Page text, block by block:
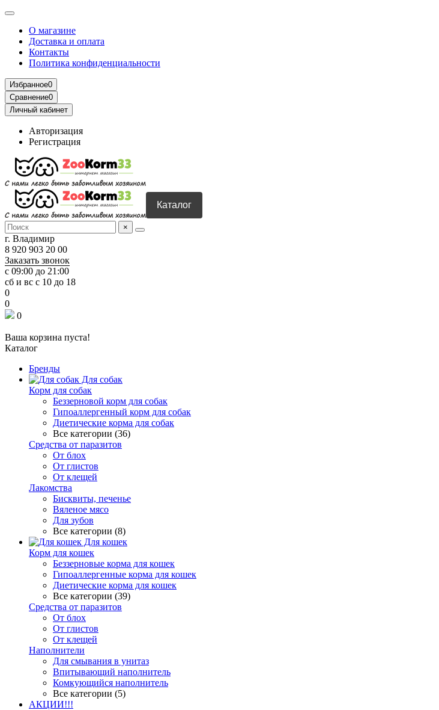
О магазине
Доставка и оплата
Контакты
Политика конфиденциальности
Избранное0
Сравнение0
Личный кабинет
Авторизация
Регистрация
Каталог
×
г. Владимир
8 920 903 20 00
Заказать звонок
с 09:00 до 21:00
сб и вс с 10 до 18
0
0
0
Ваша корзина пуста!
Каталог
Бренды
Для собак
Корм для собак
Беззерновой корм для собак
Гипоаллергенный корм для собак
Диетические корма для собак
Все категории (36)
Средства от паразитов
От блох
От глистов
От клещей
Лакомства
Бисквиты, печенье
Вяленое мясо
Для зубов
Все категории (8)
Для кошек
Корм для кошек
Беззерновые корма для кошек
Гипоаллергенные корма для кошек
Диетические корма для кошек
Все категории (39)
Средства от паразитов
От блох
От глистов
От клещей
Наполнители
Для смывания в унитаз
Впитывающий наполнитель
Комкующийся наполнитель
Все категории (5)
АКЦИИ!!!